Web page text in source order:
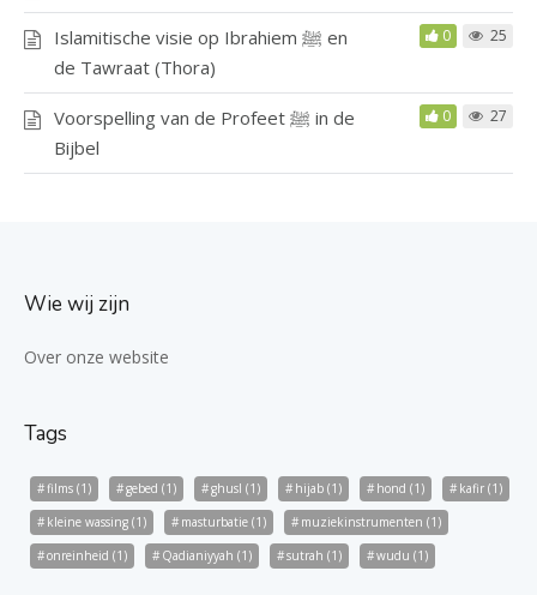
Islamitische visie op Ibrahiem ﷺ en
de Tawraat (Thora)
0 25
Voorspelling van de Profeet ﷺ in de
Bijbel
0 27
Wie wij zijn
Over onze website
Tags
films (1) gebed (1) ghusl (1) hijab (1) hond (1) kafir (1)
kleine wassing (1) masturbatie (1) muziekinstrumenten (1)
onreinheid (1) Qadianiyyah (1) sutrah (1) wudu (1)